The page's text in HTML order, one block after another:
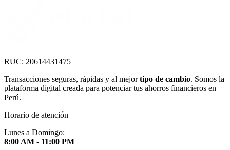
RUC: 20614431475
Transacciones seguras, rápidas y al mejortipo de cambio. Somos la
plataforma digital creada para potenciar tus ahorros financieros en
Perú.
Horario de atención
Lunes a Domingo:
8:00 AM - 11:00 PM